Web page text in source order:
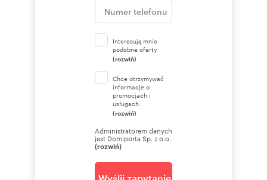
Interesują mnie
podobne oferty
(rozwiń)
Chcę otrzymywać
informacje o
promocjach i
usługach.
(rozwiń)
Administratorem danych
jest Domiporta Sp. z o.o.
(rozwiń)